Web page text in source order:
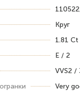
Круг
1.81 Ct
E / 2
VVS2 /
Very